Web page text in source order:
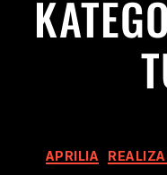
APRILIA